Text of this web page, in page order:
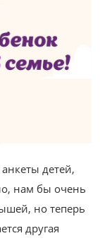
детей,
нам бы очень
но теперь
другая